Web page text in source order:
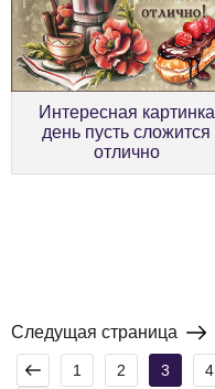
Интересная картинка
день пусть сложится
отлично
Следущая страница
1 2 3 4